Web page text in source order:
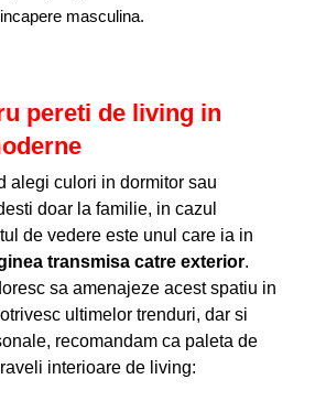
masculina.
pereti de living in
alegi culori in dormitor sau
doar la familie, in cazul
de vedere este unul care ia in
transmisa catre exterior.
sa amenajeze acest spatiu in
ultimelor trenduri, dar si
recomandam ca paleta de
interioare de living: